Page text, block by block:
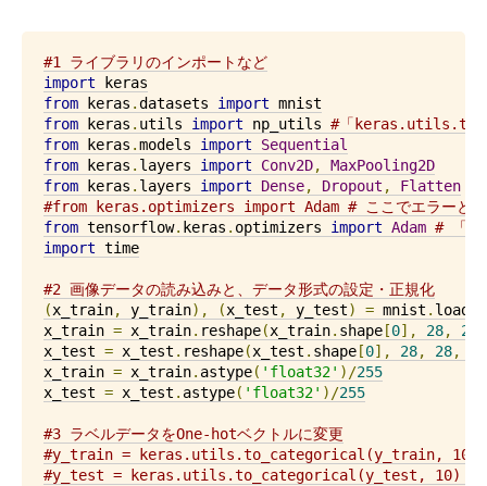
#1 ライブラリのインポートなど
import
from keras .datasets import
from keras . utils import np_utils #「
from keras .models import
Sequential
from keras . layers import Conv2D,
MaxPooling2D
from keras . layers import Dense, Dropout ,
Flatten
#from keras.optimizers import Adam # ここでエラーとな
from tensorflow. keras . optimizers import Adam # 「
import time
#2 画像データの読み込みと、データ形式の設定・正規化
(x_train, y_train), (x_test , y_test) = mnist .
x_train = x_train. reshape(x_train. shape[0], 28, 28
x_test = x_test . reshape(x_test . shape[0], 28, 28,
x_train = x_train. astype( 'float32' )/255
x_test = x_test . astype( 'float32' )/255
#3 ラベルデータをOne-hotベクトルに変更
#y_train = keras.utils.to_categorical(y_train, 10) # エ
#y_test = keras.utils.to_categorical(y_test, 10) # エラ